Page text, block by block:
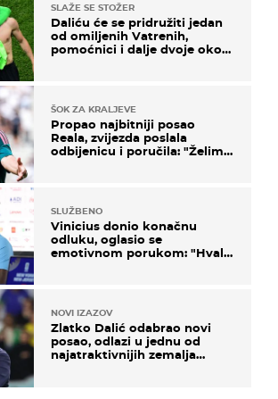
SLAŽE SE STOŽER
Daliću će se pridružiti jedan
od omiljenih Vatrenih,
pomoćnici i dalje dvoje oko
ŠOK ZA KRALJEVE
Propao najbitniji posao
Reala, zvijezda poslala
odbijenicu i poručila: "Želim
SLUŽBENO
Vinicius donio konačnu
odluku, oglasio se
emotivnom porukom: "Hvala
NOVI IZAZOV
Zlatko Dalić odabrao novi
posao, odlazi u jednu od
najatraktivnijih zemalja